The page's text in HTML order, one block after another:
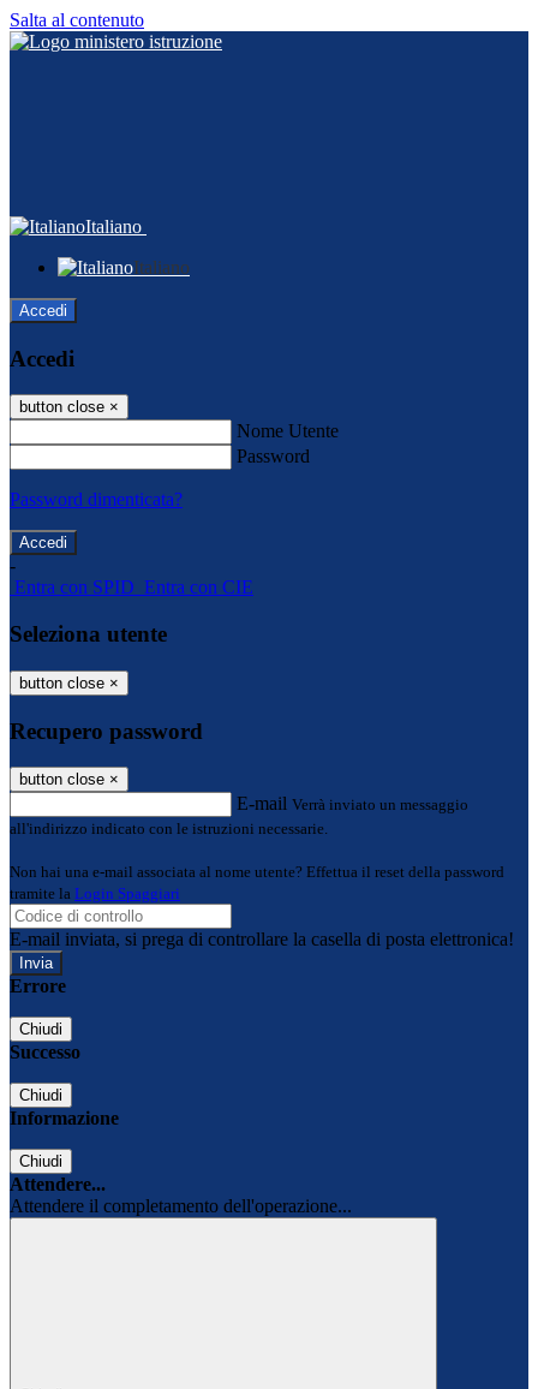
Salta al contenuto
Italiano
Italiano
Accedi
Accedi
button close ×
Nome Utente
Password
Password dimenticata?
-
Entra con SPID Entra con CIE
Seleziona utente
button close ×
Recupero password
button close ×
E-mail Verrà inviato un messaggio
all'indirizzo indicato con le istruzioni necessarie.
Non hai una e-mail associata al nome utente? Effettua il reset della password
tramite la Login Spaggiari
E-mail inviata, si prega di controllare la casella di posta elettronica!
Errore
Chiudi
Successo
Chiudi
Informazione
Chiudi
Attendere...
Attendere il completamento dell'operazione...